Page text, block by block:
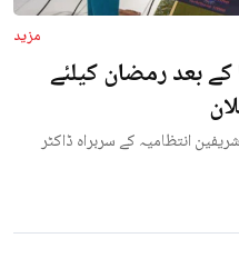
مزید
بعد رمضان کیلئے
انتظامیہ کے سربراہ ڈاکٹر